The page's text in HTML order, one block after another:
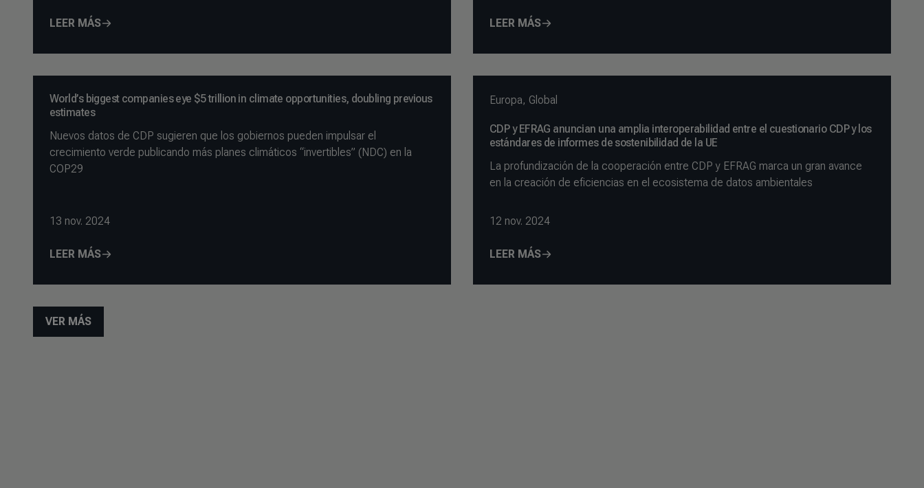
LEER MÁS LEER MÁS
World’s biggest companies eye $5 trillion in climate opportunities, doubling previous
estimates
Nuevos datos de CDP sugieren que los gobiernos pueden impulsar el
crecimiento verde publicando más planes climáticos “invertibles” (NDC) en la
COP29
13 nov. 2024
LEER MÁS
Europa, Global
CDP y EFRAG anuncian una amplia interoperabilidad entre el cuestionario CDP y los
estándares de informes de sostenibilidad de la UE
La profundización de la cooperación entre CDP y EFRAG marca un gran avance
en la creación de eficiencias en el ecosistema de datos ambientales
12 nov. 2024
LEER MÁS
VER MÁS